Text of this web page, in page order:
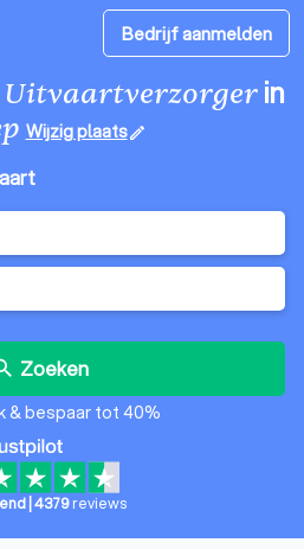
Bedrijf aanmelden
Uitvaartverzorgerin
Wijzig plaatsedit
Zoeken
& bespaar tot 40%
4379reviews